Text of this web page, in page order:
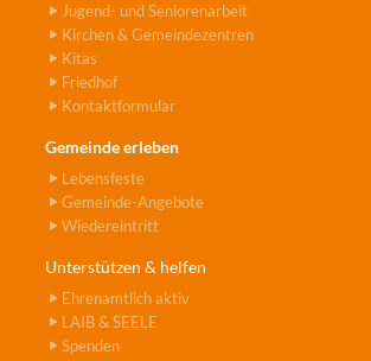
Jugend- und Seniorenarbeit
Kirchen & Gemeindezentren
Kitas
Friedhof
Kontaktformular
Gemeinde erleben
Lebensfeste
Gemeinde-Angebote
Wiedereintritt
Unterstützen & helfen
Ehrenamtlich aktiv
LAIB & SEELE
Spenden